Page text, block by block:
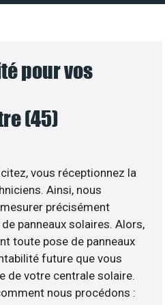
pour vos
(45)
vous réceptionnez la
Ainsi, nous
précisément
panneaux solaires. Alors,
toute pose de panneaux
future que vous
de votre centrale solaire.
nous procédons :